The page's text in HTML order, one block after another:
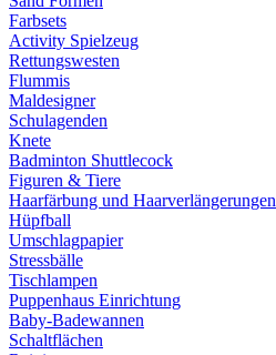
Farbsets
Activity Spielzeug
Rettungswesten
Flummis
Maldesigner
Schulagenden
Knete
Badminton Shuttlecock
Figuren & Tiere
Haarfärbung und Haarverlängerungen
Hüpfball
Umschlagpapier
Stressbälle
Tischlampen
Puppenhaus Einrichtung
Baby-Badewannen
Schaltflächen